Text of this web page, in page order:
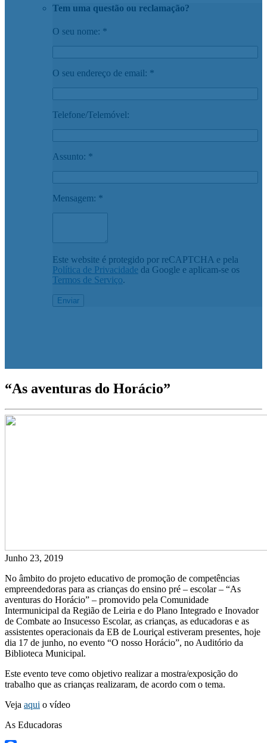
Tem uma questão ou reclamação?
O seu nome: *
O seu endereço de email: *
Telefone/Telemóvel:
Assunto: *
Mensagem: *
Este website é protegido por reCAPTCHA e pela
Política de Privacidade da Google e aplicam-se os
Termos de Serviço.
“As aventuras do Horácio”
Junho 23, 2019
No âmbito do projeto educativo de promoção de competências
empreendedoras para as crianças do ensino pré – escolar – “As
aventuras do Horácio” – promovido pela Comunidade
Intermunicipal da Região de Leiria e do Plano Integrado e Inovador
de Combate ao Insucesso Escolar, as crianças, as educadoras e as
assistentes operacionais da EB de Louriçal estiveram presentes, hoje
dia 17 de junho, no evento “O nosso Horácio”, no Auditório da
Biblioteca Municipal.
Este evento teve como objetivo realizar a mostra/exposição do
trabalho que as crianças realizaram, de acordo com o tema.
Veja aqui o vídeo
As Educadoras